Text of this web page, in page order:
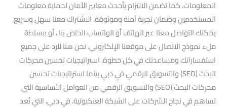
المعلومات. كما تضمن الالتزام بأحدث معايير الأمان لحماية معلومات
المستخدمين وضمان تجربة آمنة وموثوقة. الاشتراك معنا سهل وسريع.
يمكنك التواصل معنا عبر الهاتف أو الواتساب الخاص بنا ، أو ببساطة
ملء نموذج الاتصال على موقعنا الإلكتروني. نحن هنا للرد على جميع
استفساراتك ومساعدتك في كل خطوة. استراتيجيات تحسين محركات
البحث (SEO) والتسويق الرقمي في دبي بينما استراتيجيات تحسين
محركات البحث (SEO) والتسويق الرقمي من العوامل الأساسية التي
تساهم في نجاح الشركات على الشبكة العنكبوتية. في دبي، التي تُعد